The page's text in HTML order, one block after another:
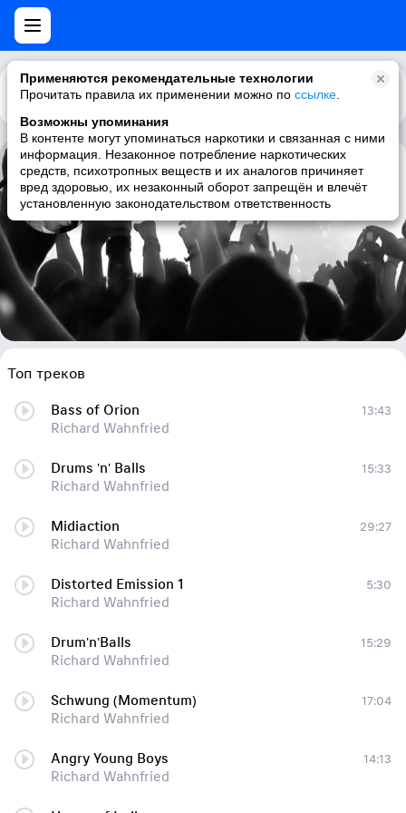
Применяются рекомендательные технологии
Прочитать правила их применении можно по ссылке
Возможны упоминания
В контенте могут упоминаться наркотики и связанная с ними
информация. Незаконное потребление наркотических
средств, психотропных веществ и их аналогов причиняет
вред здоровью, их незаконный оборот запрещён и влечёт
установленную законодательством ответственность
Каталог Рекомендации
Richard Wahnfried
electronic, ambient, experimental, krautrock
Топ треков
Bass of Orion
Richard Wahnfried
13:43
Drums 'n' Balls
Richard Wahnfried
15:33
Midiaction
Richard Wahnfried
29:27
Distorted Emission 1
Richard Wahnfried
5:30
Drum'n'Balls
Richard Wahnfried
15:29
Schwung (Momentum)
Richard Wahnfried
17:04
Angry Young Boys
Richard Wahnfried
14:13